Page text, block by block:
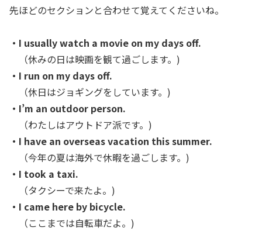
先ほどのセクションと合わせて覚えてくださいね。
・I usually watch a movie on my days off.
（休みの日は映画を観て過ごします。)
・I run on my days off.
（休日はジョギングをしています。)
・I’m an outdoor person.
（わたしはアウトドア派です。)
・I have an overseas vacation this summer.
（今年の夏は海外で休暇を過ごします。)
・I took a taxi.
（タクシーで来たよ。)
・I came here by bicycle.
（ここまでは自転車だよ。)